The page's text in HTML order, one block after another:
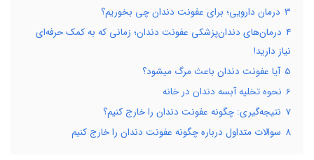
3 درمان دارويی؛ برای عفونت دندان چی بخوریم؟
4 درمان‌های دندان‌پزشکی عفونت دندان؛ زمانی که به کمک حرفه‌ای
نیاز دارید!
5 آیا عفونت دندان باعث مرگ میشود؟
6 نحوه تخلیه آبسه دندان در خانه
7 نتیجه‌گیری: چگونه عفونت دندان را خارج کنیم؟
8 سوالات متداول درباره چگونه عفونت دندان را خارج کنیم